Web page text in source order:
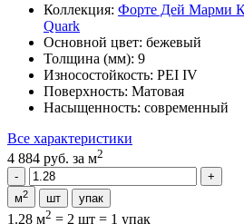
Коллекция: Форте Дей Марми
Quark
Основной цвет: бежевый
Толщина (мм): 9
Износостойкость: PEI IV
Поверхность: Матовая
Насыщенность: современный
Все характеристики
4 884 руб. за м2
м2 шт упак
1.28 м2 = 2 шт = 1 упак